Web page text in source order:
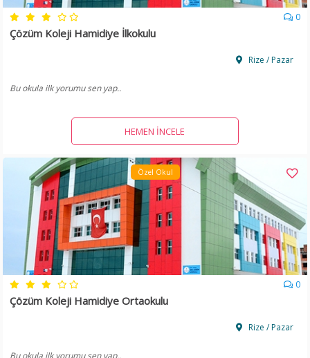
0
Çözüm Koleji Hamidiye İlkokulu
Rize / Pazar
Bu okula ilk yorumu sen yap..
HEMEN İNCELE
Özel Okul
0
Çözüm Koleji Hamidiye Ortaokulu
Rize / Pazar
Bu okula ilk yorumu sen yap..